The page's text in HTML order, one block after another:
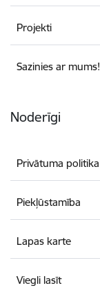
Projekti
Sazinies ar mums!
Noderīgi
Privātuma politika
Piekļūstamība
Lapas karte
Viegli lasīt